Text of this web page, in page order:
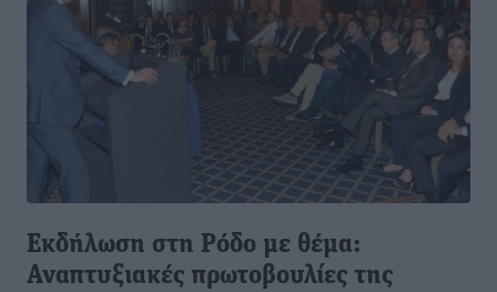
Εκδήλωση στη Ρόδο με θέμα:
Αναπτυξιακές πρωτοβουλίες της